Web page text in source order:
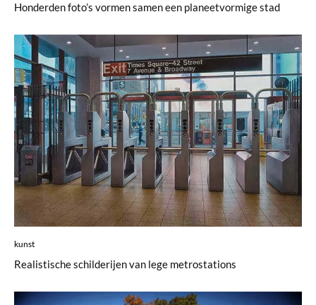
Honderden foto’s vormen samen een planeetvormige stad
kunst
Realistische schilderijen van lege metrostations